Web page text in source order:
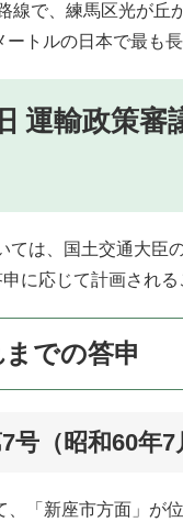
で、練馬区光が丘
トルの日本で最も長
運輸政策
は、国土交通大臣
に応じて計画される
での答申
（昭和60年7
「新座市方面」が位